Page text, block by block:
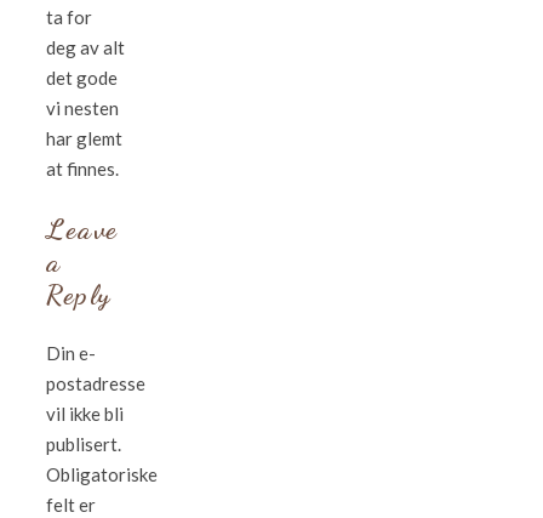
ta for
deg av alt
det gode
vi nesten
har glemt
at finnes.
Leave
a
Reply
Din e-
postadresse
vil ikke bli
publisert.
Obligatoriske
felt er